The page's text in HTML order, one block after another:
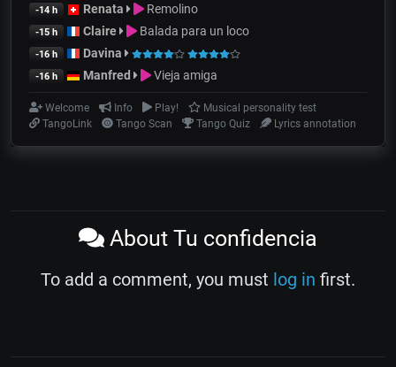
-14 h Renata Remolino
-15 h Claire Balada para un loco
-16 h Davina
-16 h Manfred Vieja amiga
Welcome Info Play!
Musical personality test
TangoLink
Tango Scan Tango Quiz Lyrics annotation
About Tu confidencia
To add a comment, you must log in first.